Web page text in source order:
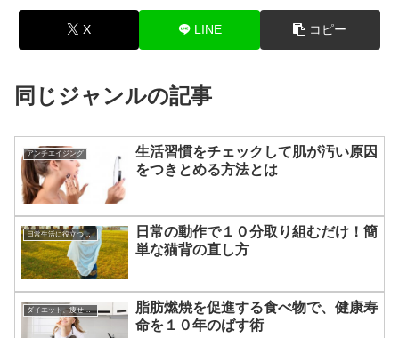
X LINE コピー
同じジャンルの記事
アンチエイジング
生活習慣をチェックして肌が汚い原因
をつきとめる方法とは
日常生活に役立つあれこれ
日常の動作で１０分取り組むだけ！簡
単な猫背の直し方
ダイエット、痩せる方法
脂肪燃焼を促進する食べ物で、健康寿
命を１０年のばす術